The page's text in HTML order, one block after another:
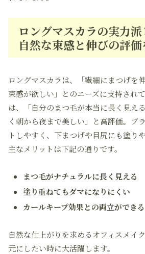
ロングマスカラの実力
自然な束感と伸びの評
ロングマスカラは、「繊細にまつげを
束感が欲しい」とのニーズに支持され
は、「自分のまつ毛が本当に長く見え
く朝から夜まで美しい」と高評価。ブ
トしやすく、下まつげや目尻にも塗り
主なメリットは下記の通りです。
まつ毛がナチュラルに長く見える
塗り重ねてもダマになりにくい
カールキープ効果との両立ができる
自然な仕上がりを求めるオフィスメイ
元にしたい時に大活躍します。